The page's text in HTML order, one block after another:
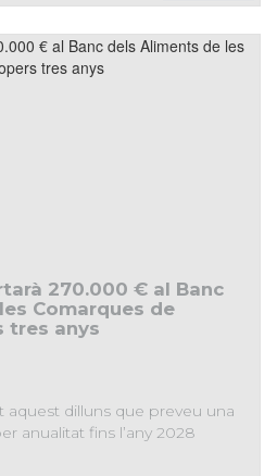
270.000 € al Banc
Comarques de
tres anys
aquest dilluns que preveu una
anualitat fins l’any 2028